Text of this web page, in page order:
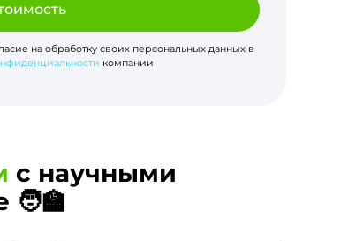
на обработку своих персональных данных в
компании
с научными